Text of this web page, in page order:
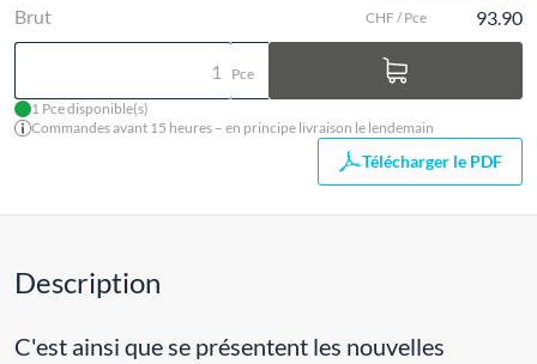
Brut CHF / Pce 93.90
Pce
1 Pce disponible(s)
Commandes avant 15 heures – en principe livraison le lendemain
Télécharger le PDF
Description
C'est ainsi que se présentent les nouvelles